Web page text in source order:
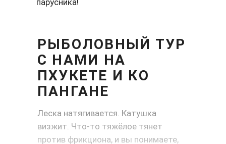
РЫБОЛОВНЫЙ ТУР
С НАМИ НА
ПХУКЕТЕ И КО
ПАНГАНЕ
Леска натягивается. Катушка
визжит. Что-то тяжёлое тянет
против фрикциона, и вы понимаете,